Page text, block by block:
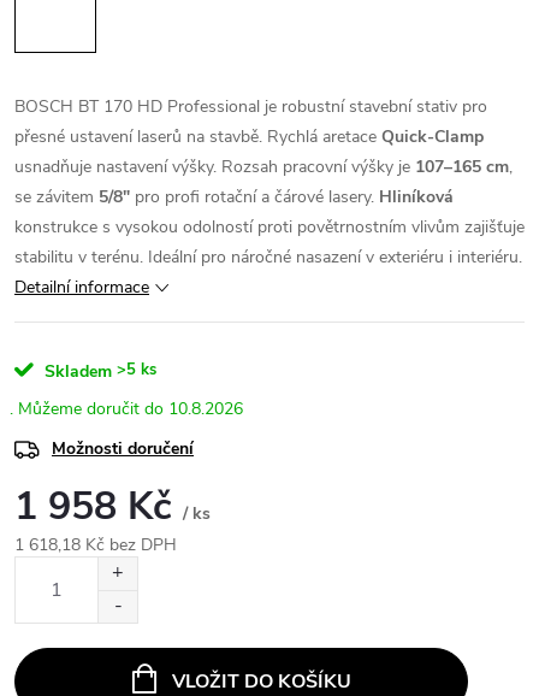
BOSCH BT 170 HD Professional je robustní stavební stativ pro
přesné ustavení laserů na stavbě. Rychlá aretace Quick-Clamp
usnadňuje nastavení výšky. Rozsah pracovní výšky je 107–165 cm,
se závitem 5/8" pro profi rotační a čárové lasery. Hliníková
konstrukce s vysokou odolností proti povětrnostním vlivům zajišťuje
stabilitu v terénu. Ideální pro náročné nasazení v exteriéru i interiéru.
Detailní informace
Skladem >5 ks
10.8.2026
Možnosti doručení
1 958 Kč / ks
1 618,18 Kč bez DPH
VLOŽIT DO KOŠÍKU